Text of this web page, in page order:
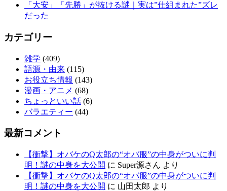
「大安」「先勝」が抜ける謎｜実は”仕組まれた”ズレ
だった
カテゴリー
雑学 (409)
語源・由来 (115)
お役立ち情報 (143)
漫画・アニメ (68)
ちょっといい話 (6)
バラエティー (44)
最新コメント
【衝撃】オバケのQ太郎の“オバ服”の中身がついに判
明！謎の中身を大公開 に Super源さん より
【衝撃】オバケのQ太郎の“オバ服”の中身がついに判
明！謎の中身を大公開 に 山田太郎 より